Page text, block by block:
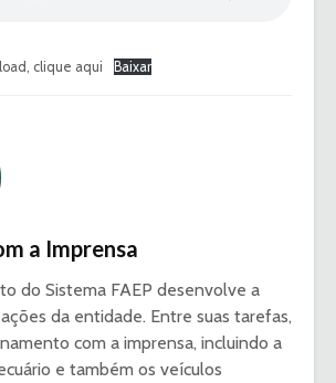
clique aqui Baixar
a Imprensa
do Sistema FAEP desenvolve a
da entidade. Entre suas tarefas,
com a imprensa, incluindo a
e também os veículos